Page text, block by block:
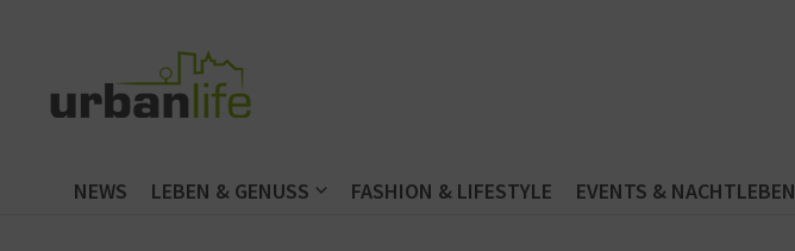
NEWS LEBEN & GENUSS FASHION & LIFESTYLE EVENTS & NACHTLEBEN